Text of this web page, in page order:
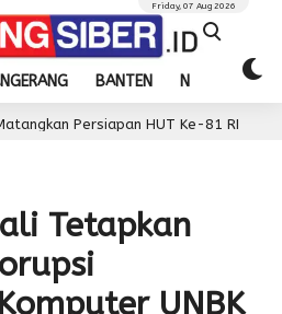
BANTEN NASIONAL
Friday, 07 Aug 2026
HUT Ke-81 RI 1 day ago
Tetapkan
UNBK